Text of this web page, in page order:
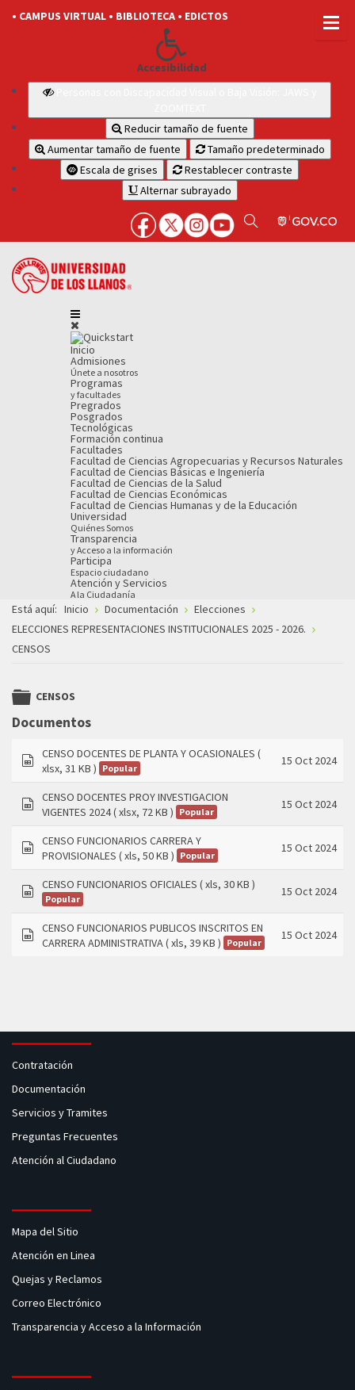
• CAMPUS VIRTUAL • BIBLIOTECA • EDICTOS
Accesibilidad
Reducir tamaño de fuente
Aumentar tamaño de fuente
Tamaño predeterminado
Escala de grises
Restablecer contraste
Alternar subrayado
Inicio
Admisiones
Únete a nosotros
Programas
y facultades
Pregrados
Posgrados
Tecnológicas
Formación continua
Facultades
Facultad de Ciencias Agropecuarias y Recursos Naturales
Facultad de Ciencias Básicas e Ingeniería
Facultad de Ciencias de la Salud
Facultad de Ciencias Económicas
Facultad de Ciencias Humanas y de la Educación
Universidad
Quiénes Somos
Transparencia
y Acceso a la información
Participa
Espacio ciudadano
Atención y Servicios
A la Ciudadanía
Está aquí: Inicio Documentación
Elecciones
ELECCIONES REPRESENTACIONES INSTITUCIONALES 2025 - 2026.
CENSOS
folder
CENSOS
Documentos
spreadsheet
CENSO DOCENTES DE PLANTA Y OCASIONALES (
xlsx, 31 KB ) Popular
15 Oct 2024
spreadsheet
CENSO DOCENTES PROY INVESTIGACION
VIGENTES 2024( xlsx, 72 KB ) Popular
15 Oct 2024
spreadsheet
CENSO FUNCIONARIOS CARRERA Y
PROVISIONALES ( xls, 50 KB ) Popular
15 Oct 2024
spreadsheet
CENSO FUNCIONARIOS OFICIALES ( xls, 30 KB )
Popular
15 Oct 2024
spreadsheet
CENSO FUNCIONARIOS PUBLICOS INSCRITOS EN
CARRERA ADMINISTRATIVA( xls, 39 KB ) Popular
15 Oct 2024
Contratación
Documentación
Servicios y Tramites
Preguntas Frecuentes
Atención al Ciudadano
Mapa del Sitio
Atención en Linea
Quejas y Reclamos
Correo Electrónico
Transparencia y Acceso a la Información